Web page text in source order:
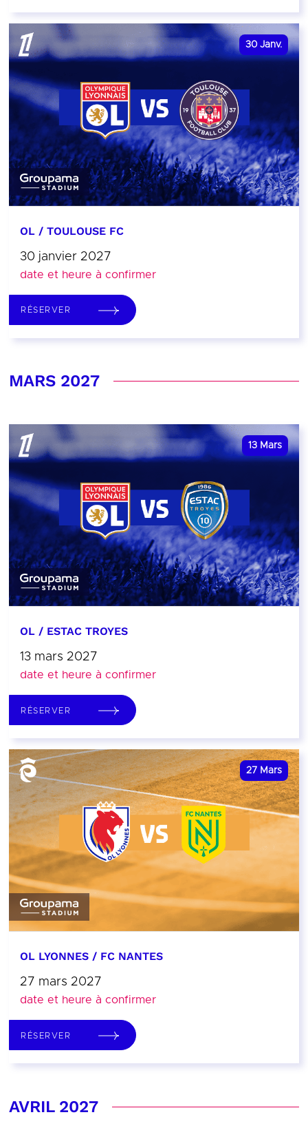
30 Janv.
OL / TOULOUSE FC
30 janvier 2027
date et heure à confirmer
RÉSERVER
MARS 2027
13 Mars
OL / ESTAC TROYES
13 mars 2027
date et heure à confirmer
RÉSERVER
27 Mars
OL LYONNES / FC NANTES
27 mars 2027
date et heure à confirmer
RÉSERVER
AVRIL 2027